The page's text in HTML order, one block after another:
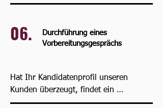
Das Profil umfasst ein Deckblatt, Ihre
Berufserfahrung sowie Ihre Sprach-
mögliche Weiterbildungen.
06.
Durchführung eines
Vorbereitungsgesprächs
Hat Ihr Kandidatenprofil unseren
Kunden überzeugt, findet ein
Vorstellungsgespräch und/oder